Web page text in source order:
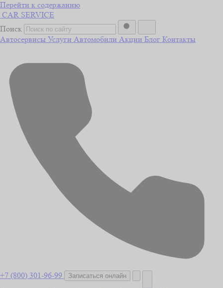
Перейти к содержанию
CAR SERVICE
Поиск
Автосервисы Услуги Автомобили Акции Блог Контакты
+7 (800) 301-96-99 Записаться онлайн